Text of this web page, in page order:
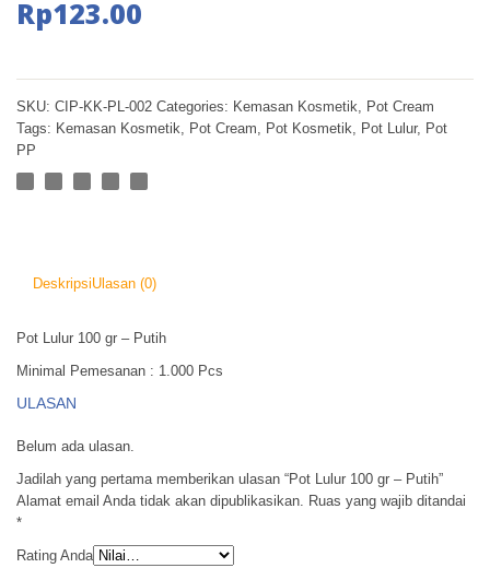
Rp123.00
SKU: CIP-KK-PL-002 Categories: Kemasan Kosmetik
Pot Cream
Tags: Kemasan Kosmetik Pot Cream Pot Kosmetik Pot Lulur,
Pot
PP
DeskripsiUlasan (0)
Pot Lulur 100 gr – Putih
Minimal Pemesanan : 1.000 Pcs
ULASAN
Belum ada ulasan.
Jadilah yang pertama memberikan ulasan “Pot Lulur 100 gr – Putih”
Alamat email Anda tidak akan dipublikasikan.
Ruas yang wajib ditandai
*
Rating Anda